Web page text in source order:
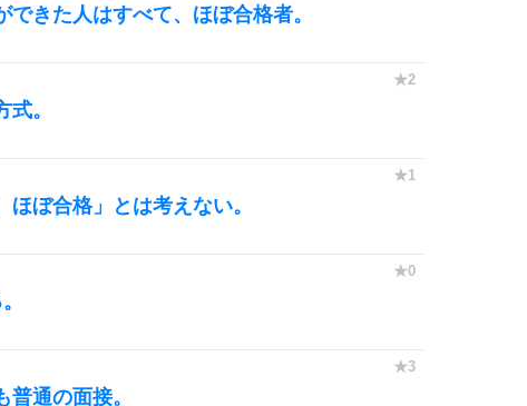
きた人はすべて、ほぼ合格者。
。
ほぼ合格」とは考えない。
通の面接。